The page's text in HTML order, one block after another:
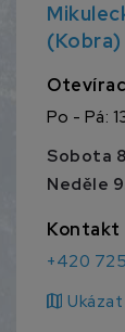
(Kobra)
Po - Pá:
Sobota
Neděle
Kontakt
+420
map